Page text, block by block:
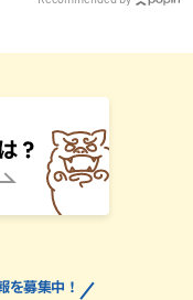
を募集中！